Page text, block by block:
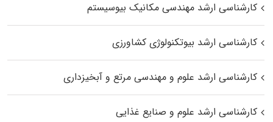
کارشناسی ارشد مهندسی مکانیک بیوسیستم
کارشناسی ارشد بیوتکنولوژی کشاورزی
کارشناسی ارشد علوم و مهندسی مرتع و آبخیزداری
کارشناسی ارشد علوم و صنایع غذایی